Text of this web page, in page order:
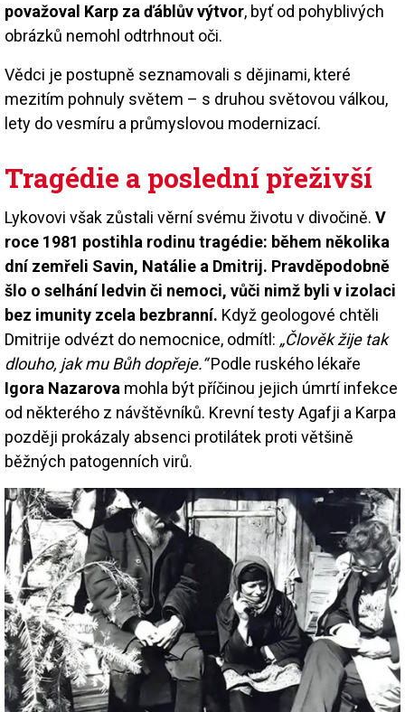
považoval Karp za ďáblův výtvor, byť od pohyblivých
obrázků nemohl odtrhnout oči.
Vědci je postupně seznamovali s dějinami, které
mezitím pohnuly světem – s druhou světovou válkou,
lety do vesmíru a průmyslovou modernizací.
Tragédie a poslední přeživší
Lykovovi však zůstali věrní svému životu v divočině. V
roce 1981 postihla rodinu tragédie: během několika
dní zemřeli Savin, Natálie a Dmitrij. Pravděpodobně
šlo o selhání ledvin či nemoci, vůči nimž byli v izolaci
bez imunity zcela bezbranní. Když geologové chtěli
Dmitrije odvézt do nemocnice, odmítl: „Člověk žije tak
dlouho, jak mu Bůh dopřeje.“Podle ruského lékaře
Igora Nazarova mohla být příčinou jejich úmrtí infekce
od některého z návštěvníků. Krevní testy Agafji a Karpa
později prokázaly absenci protilátek proti většině
běžných patogenních virů.